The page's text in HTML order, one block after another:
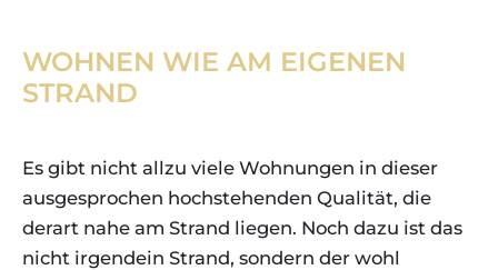
WOHNEN WIE AM EIGENEN
STRAND
Es gibt nicht allzu viele Wohnungen in dieser
ausgesprochen hochstehenden Qualität, die
derart nahe am Strand liegen. Noch dazu ist das
nicht irgendein Strand, sondern der wohl